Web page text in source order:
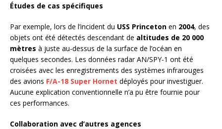
Études de cas spécifiques
Par exemple, lors de l’incident du USS Princeton en 2004, des
objets ont été détectés descendant de altitudes de 20 000
mètres à juste au-dessus de la surface de l’océan en
quelques secondes. Les données radar AN/SPY-1 ont été
croisées avec les enregistrements des systèmes infrarouges
des avions F/A-18 Super Hornet déployés pour investiguer.
Aucune explication conventionnelle n’a pu être fournie pour
ces performances.
Collaboration avec d’autres agences